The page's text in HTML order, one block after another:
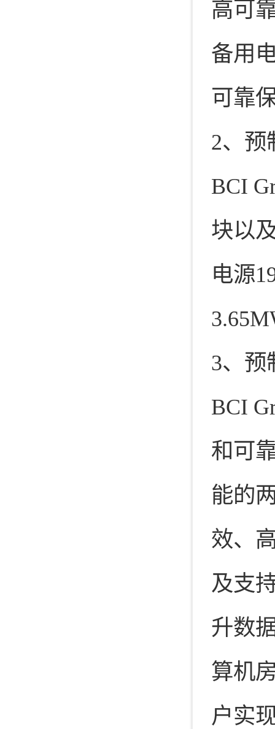
高可
备用
可靠
2、预
BCI
块以
电源
3、预
BCI
和可
能的
效、
及支
升数
算机
户实